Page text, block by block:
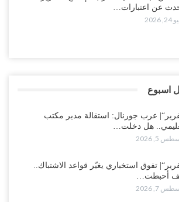
عن اعتبارات…
اسبوع
عرب جورنال: استقالة مدير مكتب
هل دخلت…
5, 2026
تفوق استخباري يغيّر قواعد الاشتباك..
أحبطت…
7, 2026